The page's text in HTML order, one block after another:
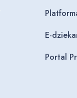
E-
Portal